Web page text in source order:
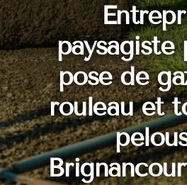
paysagiste
pose de
rouleau et